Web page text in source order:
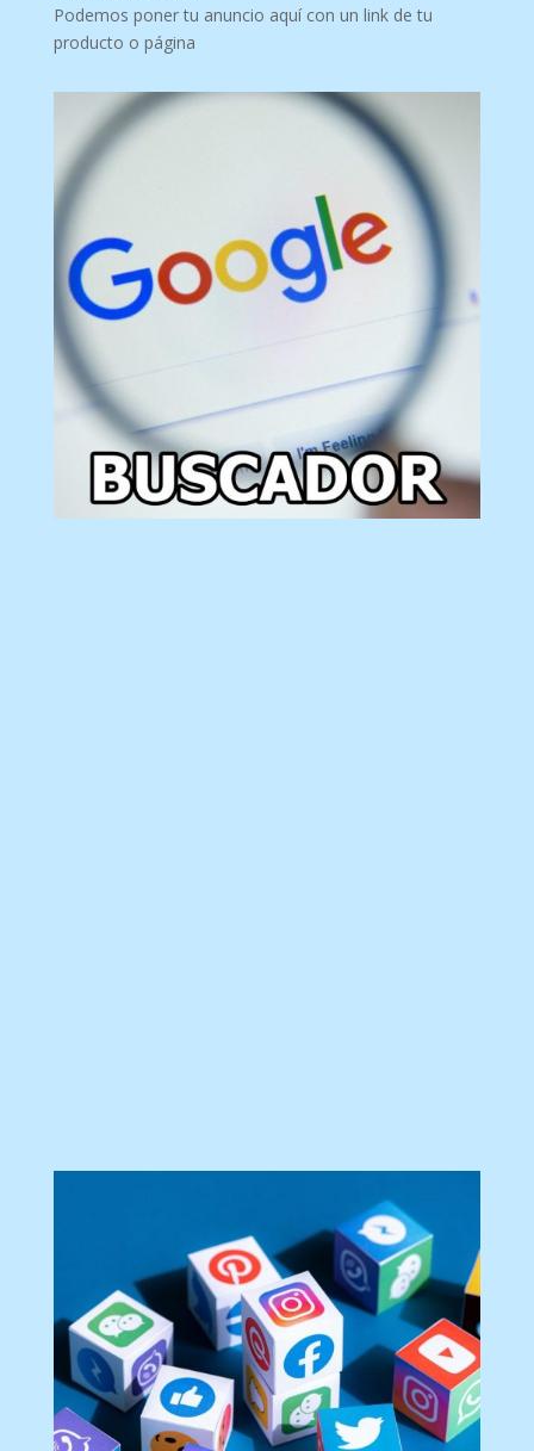
Podemos poner tu anuncio aquí con un link de tu
producto o página